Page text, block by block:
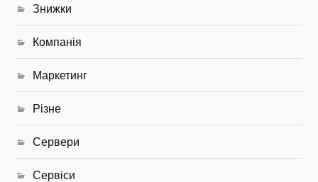
Знижки
Компанія
Маркетинг
Різне
Сервери
Сервіси